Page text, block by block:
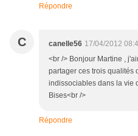
Répondre
C canelle56 17/04/2012
<br /> Bonjour Martine ,
partager ces trois qualités
indissociables dans la vie
Bises<br />
Répondre